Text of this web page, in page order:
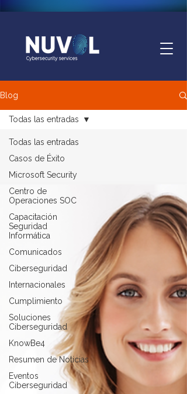
Blog
Todas las entradas
Casos de Éxito
Microsoft Security
Centro de
Operaciones SOC
Capacitación
Seguridad
Informática
Comunicados
Ciberseguridad
Internacionales
Cumplimiento
Soluciones
Ciberseguridad
KnowBe4
Resumen de Noticias
Eventos
Ciberseguridad
Todas las entradas